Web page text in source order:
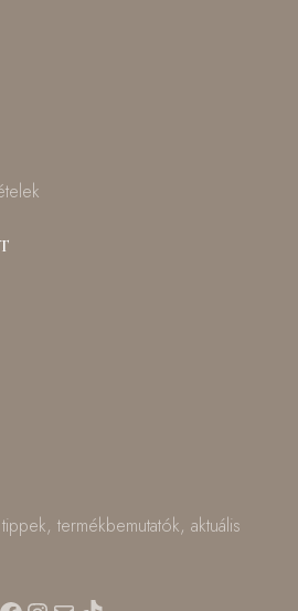
termékbemutatók, aktuális